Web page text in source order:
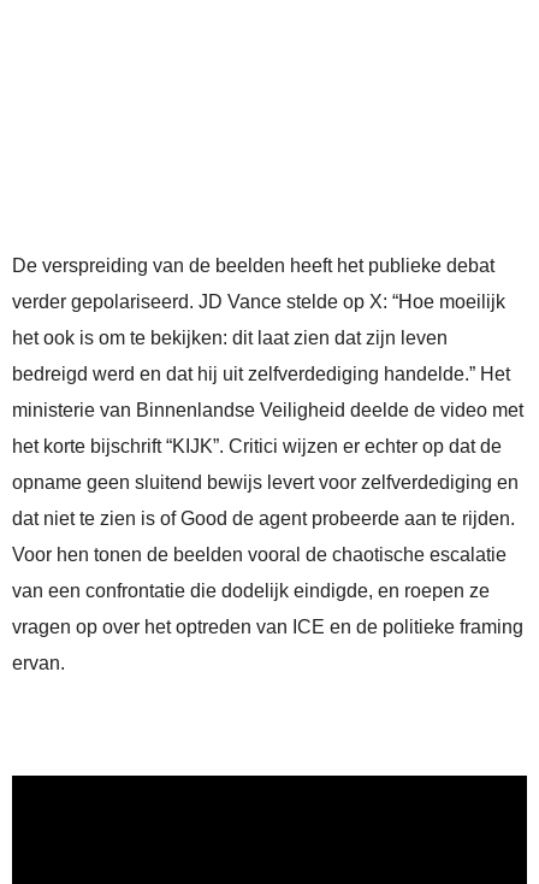
De verspreiding van de beelden heeft het publieke debat
verder gepolariseerd. JD Vance stelde op X: “Hoe moeilijk
het ook is om te bekijken: dit laat zien dat zijn leven
bedreigd werd en dat hij uit zelfverdediging handelde.” Het
ministerie van Binnenlandse Veiligheid deelde de video met
het korte bijschrift “KIJK”. Critici wijzen er echter op dat de
opname geen sluitend bewijs levert voor zelfverdediging en
dat niet te zien is of Good de agent probeerde aan te rijden.
Voor hen tonen de beelden vooral de chaotische escalatie
van een confrontatie die dodelijk eindigde, en roepen ze
vragen op over het optreden van ICE en de politieke framing
ervan.